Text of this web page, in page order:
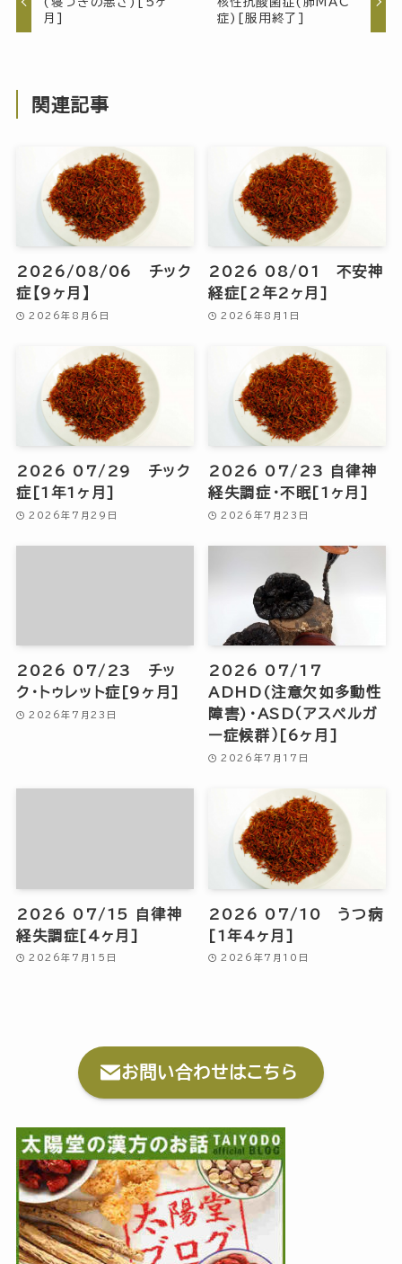
月]
症)[服用終了]
関連記事
2026/08/06 チック
症【9ヶ月】
2026年8月6日
2026 08/01 不安神
経症[2年2ヶ月]
2026年8月1日
2026 07/29 チック
症[1年1ヶ月]
2026年7月29日
2026 07/23 自律神
経失調症・不眠[1ヶ月]
2026年7月23日
2026 07/23 チッ
ク・トゥレット症[9ヶ月]
2026年7月23日
2026 07/17
ADHD(注意欠如多動性
障害)・ASD（アスペルガ
ー症候群）[6ヶ月]
2026年7月17日
2026 07/15 自律神
経失調症[4ヶ月]
2026年7月15日
2026 07/10 うつ病
[1年4ヶ月]
2026年7月10日
お問い合わせはこちら